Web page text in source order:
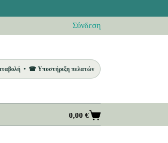
Σύνδεση
• ☎ Υποστήριξη πελατών
Καλάθι
Αγορών
0,00 €